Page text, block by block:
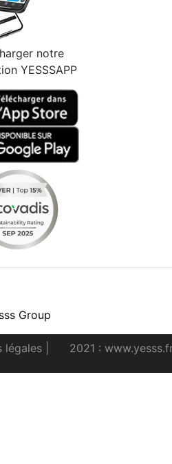
notre
YESSSAPP
Group
légales 2021 :